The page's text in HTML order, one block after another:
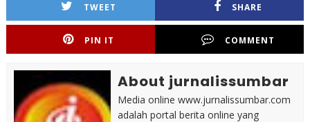
TWEET SHARE
PIN IT COMMENT
About jurnalissumbar
Media online www.jurnalissumbar.com
adalah portal berita online yang